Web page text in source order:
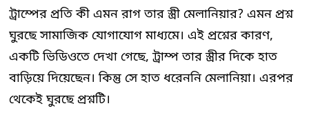
ট্রাম্পের প্রতি কী এমন রাগ তার স্ত্রী মেলানিয়ার? এমন প্রশ্ন
ঘুরছে সামাজিক যোগাযোগ মাধ্যমে। এই প্রশ্নের কারণ,
একটি ভিডিওতে দেখা গেছে, ট্রাম্প তার স্ত্রীর দিকে হাত
বাড়িয়ে দিয়েছেন। কিন্তু সে হাত ধরেননি মেলানিয়া। এরপর
থেকেই ঘুরছে প্রশ্নটি।